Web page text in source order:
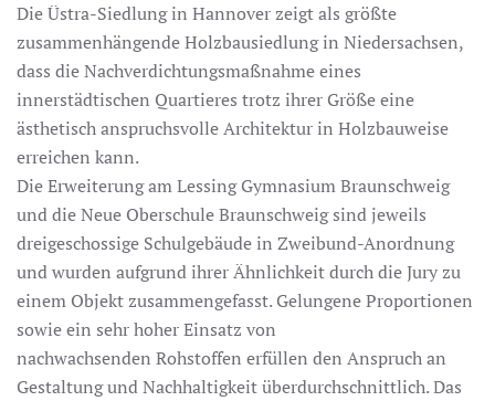
Die Üstra-Siedlung in Hannover zeigt als größte
zusammenhängende Holzbausiedlung in Niedersachsen,
dass die Nachverdichtungsmaßnahme eines
innerstädtischen Quartieres trotz ihrer Größe eine
ästhetisch anspruchsvolle Architektur in Holzbauweise
erreichen kann.
Die Erweiterung am Lessing Gymnasium Braunschweig
und die Neue Oberschule Braunschweig sind jeweils
dreigeschossige Schulgebäude in Zweibund-Anordnung
und wurden aufgrund ihrer Ähnlichkeit durch die Jury zu
einem Objekt zusammengefasst. Gelungene Proportionen
sowie ein sehr hoher Einsatz von
nachwachsenden Rohstoffen erfüllen den Anspruch an
Gestaltung und Nachhaltigkeit überdurchschnittlich. Das